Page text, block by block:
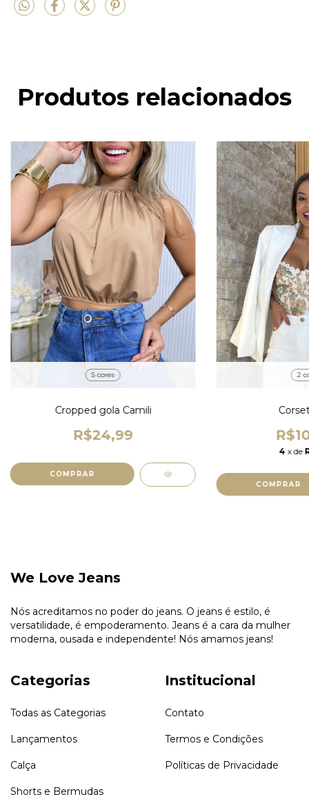
Produtos relacionados
5 cores
Cropped gola Camili
R$24,99
COMPRAR
2
4 x de
COMPRAR
We Love Jeans
Nós acreditamos no poder do jeans. O jeans é estilo, é
versatilidade, é empoderamento. Jeans é a cara da mulher
moderna, ousada e independente! Nós amamos jeans!
Categorias
Todas as Categorias
Lançamentos
Calça
Shorts e Bermudas
Institucional
Contato
Termos e Condições
Políticas de Privacidade